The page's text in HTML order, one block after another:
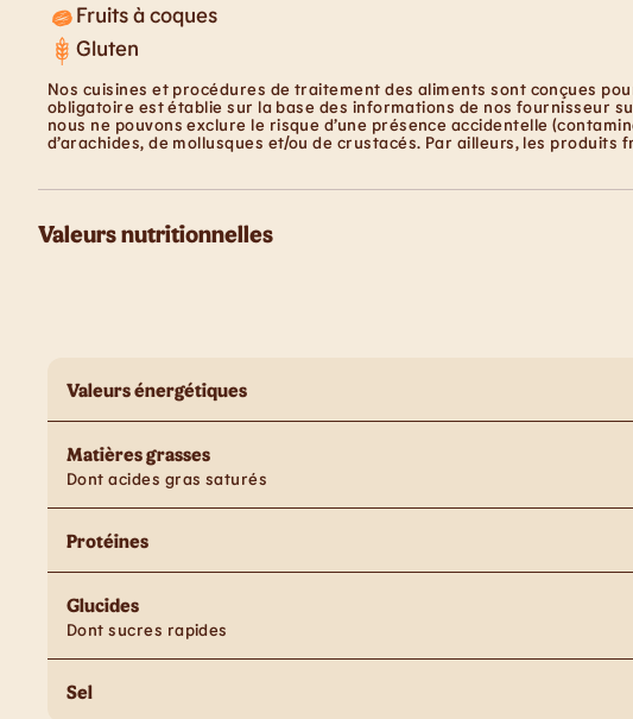
Fruits à coques
Gluten
Nos cuisines et procédures de traitement des aliments sont conçues
obligatoire est établie sur la base des informations de nos fournisseur
nous ne pouvons exclure le risque d’une présence accidentelle
d’arachides, de mollusques et/ou de crustacés. Par ailleurs, les
Valeurs nutritionnelles
Valeurs énergétiques
Matières grasses
Dont acides gras saturés
Protéines
Glucides
Dont sucres rapides
Sel